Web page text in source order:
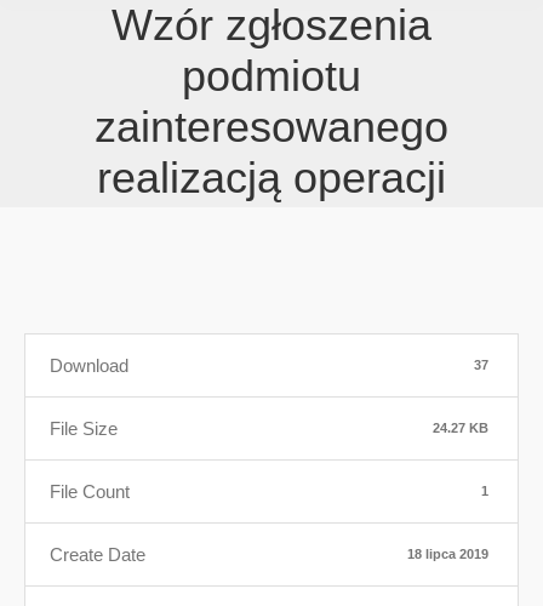
Wzór zgłoszenia
podmiotu
zainteresowanego
realizacją operacji
Download 37
File Size 24.27 KB
File Count 1
Create Date 18 lipca 2019